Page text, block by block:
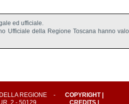
ed ufficiale.
Ufficiale della Regione Toscana hanno
REGIONE
2 - 50129
- COPYRIGHT|
CREDITS|